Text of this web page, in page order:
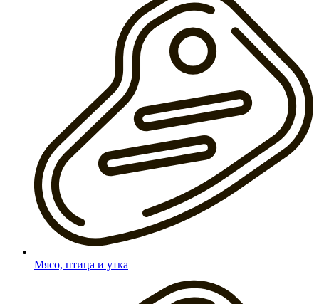
Мясо, птица и утка